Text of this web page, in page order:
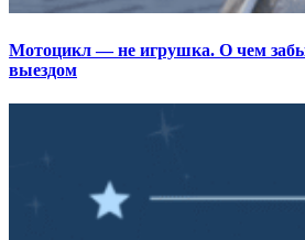
Мотоцикл — не игрушка. О чем
выездом